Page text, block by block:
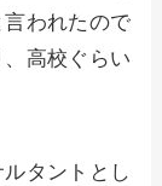
われたので
高校ぐらい
タントとし